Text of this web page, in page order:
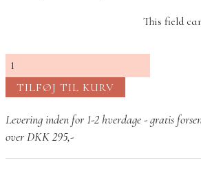
This field
Dråbeformede
rosa
chalcedon
øreringe
antal
TILFØJ TIL KURV
Levering inden for 1-2 hverdage - gratis
over DKK 295,-